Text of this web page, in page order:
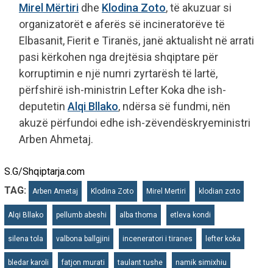
Mirel Mërtiri dhe Klodina Zoto, të akuzuar si
organizatorët e aferës së incineratorëve të
Elbasanit, Fierit e Tiranës, janë aktualisht në arrati
pasi kërkohen nga drejtësia shqiptare për
korruptimin e një numri zyrtarësh të lartë,
përfshirë ish-ministrin Lefter Koka dhe ish-
deputetin Alqi Bllako, ndërsa së fundmi, nën
akuzë përfundoi edhe ish-zëvendëskryeministri
Arben Ahmetaj.
S.G/Shqiptarja.com
TAG:
Arben Ametaj Klodina Zoto Mirel Mertiri klodian zoto
Alqi Bllako pellumb abeshi alba thoma etleva kondi
silena tola valbona ballgjini inceneratori i tiranes lefter koka
bledar karoli fatjon murati taulant tushe namik simixhiu